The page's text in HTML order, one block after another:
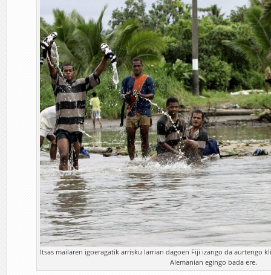
Itsas mailaren igoeragatik arrisku larrian dagoen Fiji izango da aurtengo
Alemanian egingo bada ere.